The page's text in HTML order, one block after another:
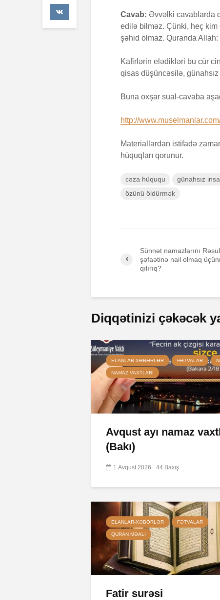
Cavab: Əvvəlki cavablarda
edilə bilməz. Çünki, heç kim
şəhid olmaz. Quranda Allah:
Kafirlərin elədikləri bu cür
qisas düşüncəsilə,
Buna oxşar sual-cavaba
http://
Materiallardan istifadə
hüquqları qorunur.
cəza hüququ günahsız
özünü öldürmək
Sünnət namazlarını
şəfaətinə nail olmaq
qılırıq?
Diqqətinizi çəkəcək
ELANLAR-XƏBƏRLƏR FƏTVALAR
NAMAZ VAXTLARI
Avqust ayı namaz
(Bakı)
1 Avqust 2026 44 Baxış
ELANLAR-XƏBƏRLƏR FƏTVALAR
QURAN MƏALI
Fatir surəsi
Əhzab
26 İyun